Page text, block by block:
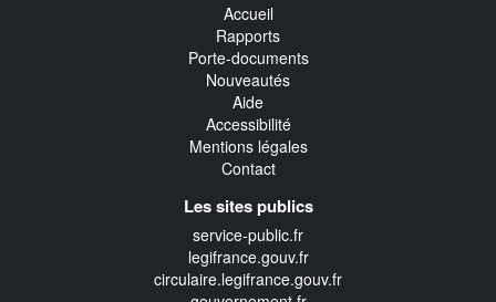
Accueil
Rapports
Porte-documents
Nouveautés
Aide
Accessibilité
Mentions légales
Contact
Les sites publics
service-public.fr
legifrance.gouv.fr
circulaire.legifrance.gouv.fr